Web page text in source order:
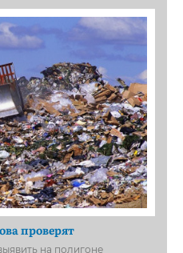
проверят
на полигоне